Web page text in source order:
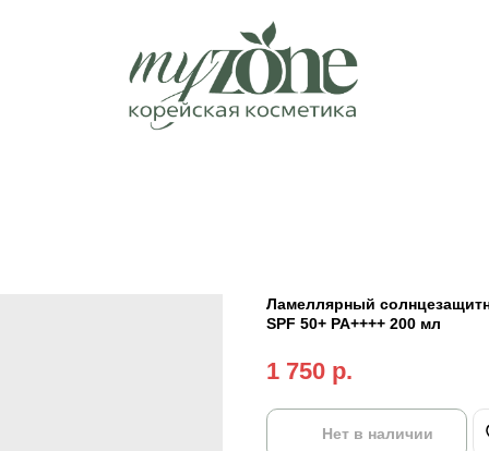
Ламеллярный
SPF 50+ PA++++ 200 мл
1 750 р.
Нет в наличии